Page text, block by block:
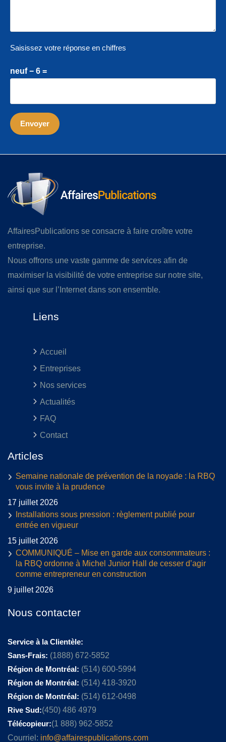
Saisissez votre réponse en chiffres
neuf − 6 =
AffairesPublications se consacre à faire croître votre
entreprise.
Nous offrons une vaste gamme de services afin de
maximiser la visibilité de votre entreprise sur notre site,
ainsi que sur l’Internet dans son ensemble.
Liens
Accueil
Entreprises
Nos services
Actualités
FAQ
Contact
Articles
Semaine nationale de prévention de la noyade : la RBQ
vous invite à la prudence
17 juillet 2026
Installations sous pression : règlement publié pour
entrée en vigueur
15 juillet 2026
COMMUNIQUÉ – Mise en garde aux consommateurs :
la RBQ ordonne à Michel Junior Hall de cesser d’agir
comme entrepreneur en construction
9 juillet 2026
Nous contacter
Service à la Clientèle:
Sans-Frais: (1888) 672-5852
Région de Montréal: (514) 600-5994
Région de Montréal: (514) 418-3920
Région de Montréal: (514) 612-0498
Rive Sud:(450) 486 4979
Télécopieur:(1 888) 962-5852
Courriel: info@affairespublications.com